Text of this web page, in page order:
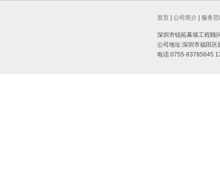
首页 公司简介 服务
深圳市锐拓幕墙工程顾
公司地址:深圳市福田
电话:0755-83785645